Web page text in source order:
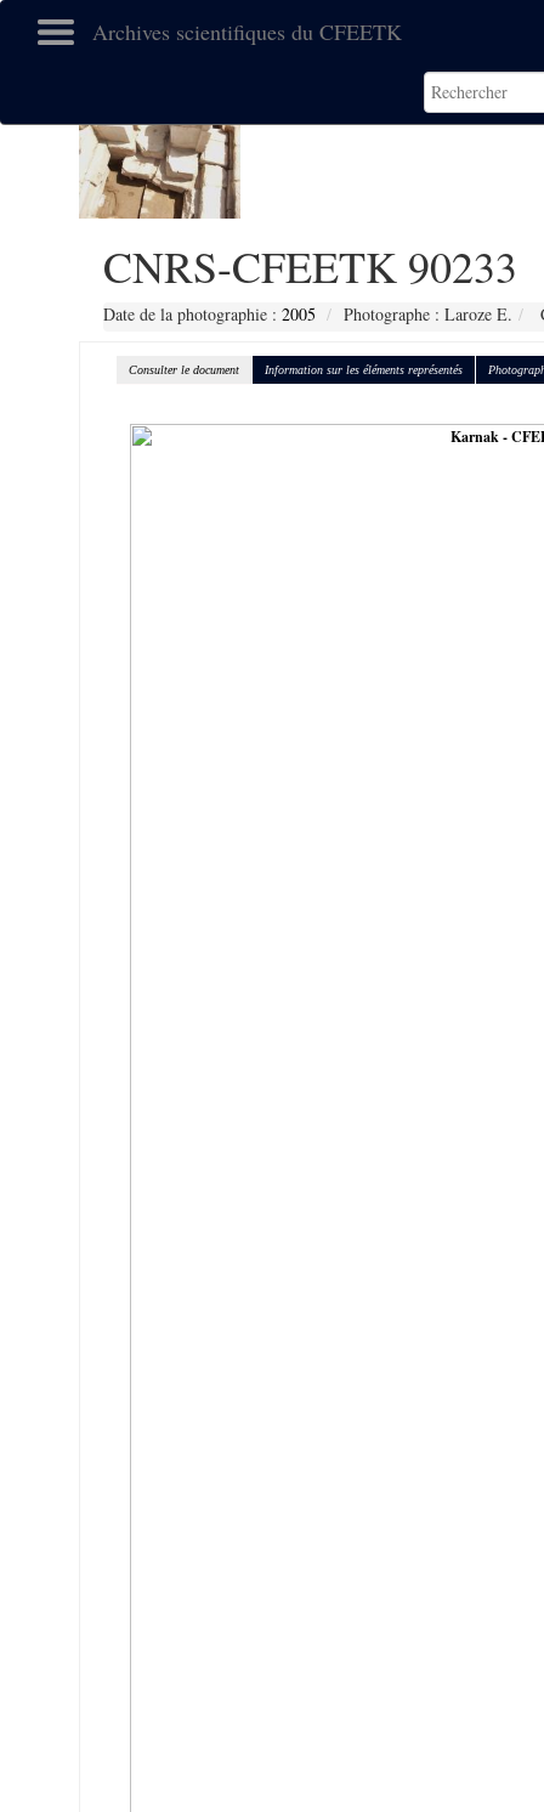
Archives scientifiques du CFEETK
CNRS-CFEETK 90233
Date de la photographie : 2005 Photographe : Laroze E.
Consulter le document Information sur les éléments représentés